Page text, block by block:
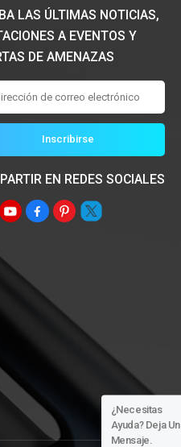
LAS ÚLTIMAS NOTICIAS,
A EVENTOS Y
DE AMENAZAS
EN REDES SOCIALES
¿Necesitas
Ayuda? Deja Un
Mensaje.